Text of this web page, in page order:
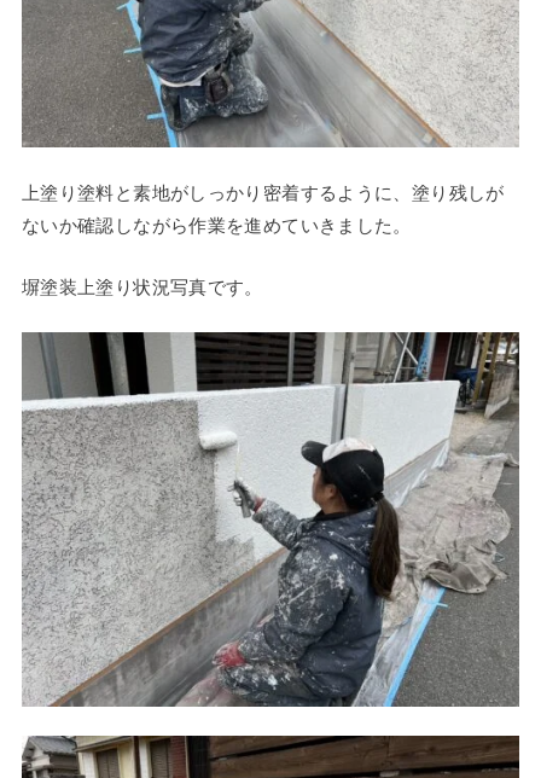
上塗り塗料と素地がしっかり密着するように、塗り残しが
ないか確認しながら作業を進めていきました。
塀塗装上塗り状況写真です。